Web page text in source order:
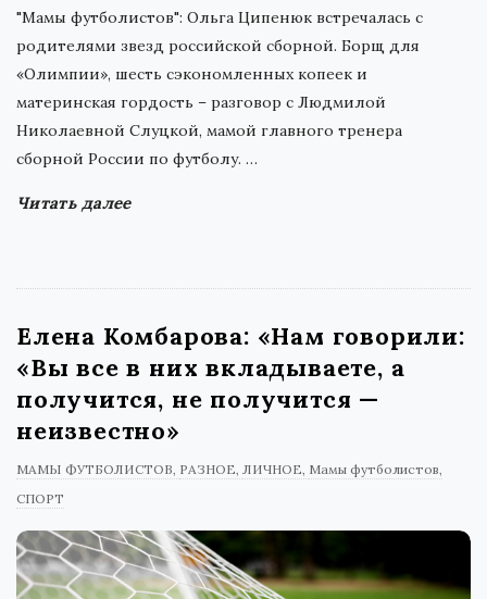
"Мамы футболистов": Ольга Ципенюк встречалась с
родителями звезд российской сборной. Борщ для
«Олимпии», шесть сэкономленных копеек и
материнская гордость – разговор с Людмилой
Николаевной Слуцкой, мамой главного тренера
сборной России по футболу. …
Читать далее
Елена Комбарова: «Нам говорили:
«Вы все в них вкладываете, а
получится, не получится —
неизвестно»
МАМЫ ФУТБОЛИСТОВ РАЗНОЕ ЛИЧНОЕ Мамы футболистов
СПОРТ